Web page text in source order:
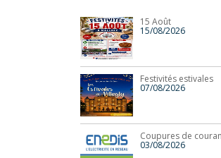
15 Août
15/08/2026
Festivités estivales
07/08/2026
Coupures de
03/08/2026